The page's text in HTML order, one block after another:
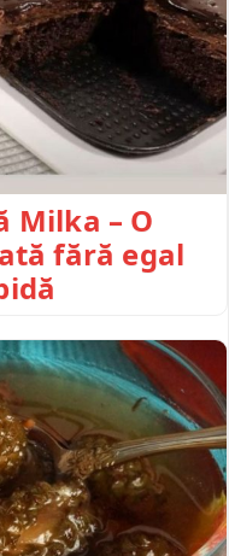
Milka – O
fără egal